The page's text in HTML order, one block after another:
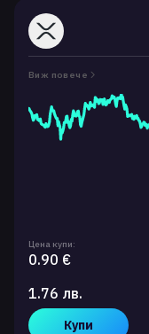
Виж повече
Цена купи:
0.90 €
1.76 лв.
Купи